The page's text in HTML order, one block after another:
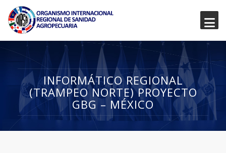
INFORMÁTICO REGIONAL
(TRAMPEO NORTE) PROYECTO
GBG – MÉXICO